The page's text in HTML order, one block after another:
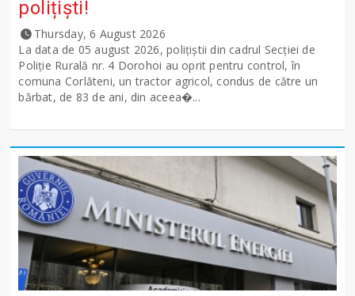
polițiști!
Thursday, 6 August 2026
La data de 05 august 2026, polițiștii din cadrul Secției de
Poliție Rurală nr. 4 Dorohoi au oprit pentru control, în
comuna Corlăteni, un tractor agricol, condus de către un
bărbat, de 83 de ani, din aceea�...